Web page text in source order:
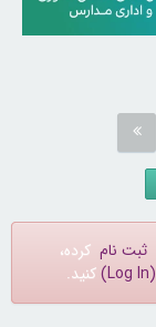
ثبت نام کرده،
(Log In) کنید.